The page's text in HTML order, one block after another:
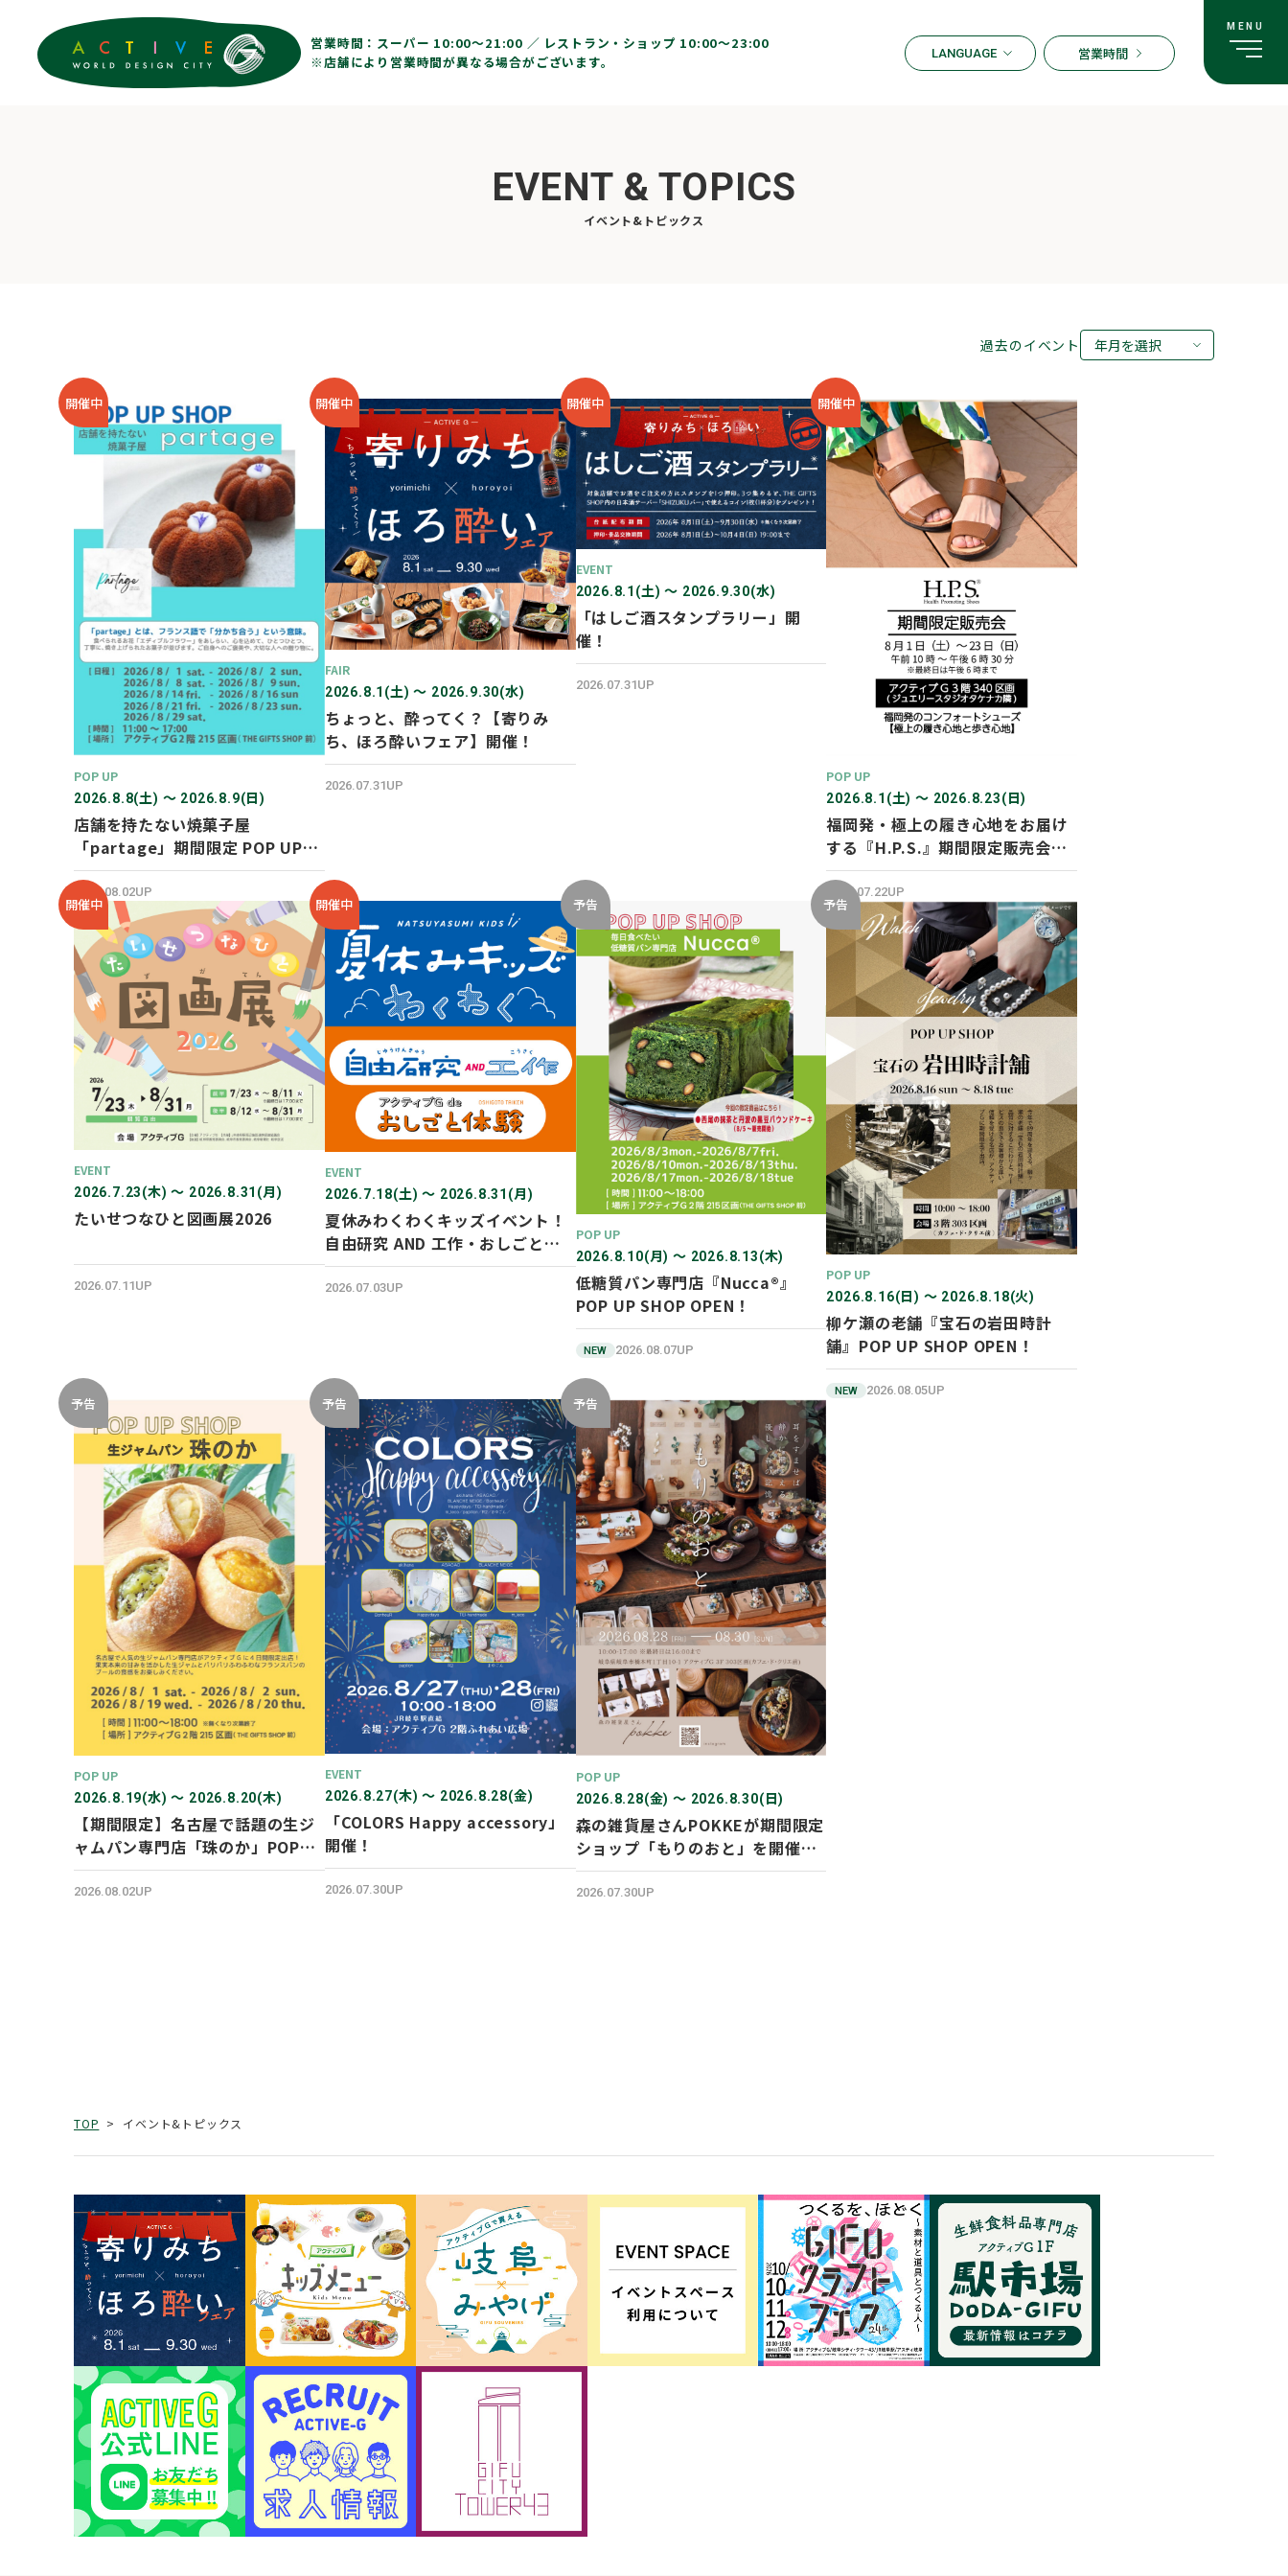
営業時間： スーパー 10:00〜21:00 ／ レストラン・ショップ 10:00～23:00
※店舗により営業時間が異なる場合がございます。
LANGUAGE 営業時間
EVENT & TOPICS
イベント&トピックス
過去のイベント
年月を選択
開催中
POP UP
2026.8.8(土) 〜 2026.8.9(日)
店舗を持たない焼菓子屋
「partage」期間限定 POP UP
SHOP オープン！
2026.08.02UP
開催中
FAIR
2026.8.1(土) 〜 2026.9.30(水)
ちょっと、酔ってく？【寄りみ
ち、ほろ酔いフェア】開催！
2026.07.31UP
開催中
EVENT
2026.8.1(土) 〜 2026.9.30(水)
「はしご酒スタンプラリー」開
催！
2026.07.31UP
開催中
POP UP
2026.8.1(土) 〜 2026.8.23(日)
福岡発・極上の履き心地をお届け
する『H.P.S.』期間限定販売会を
開催✨
2026.07.22UP
開催中
EVENT
2026.7.23(木) 〜 2026.8.31(月)
たいせつなひと図画展2026
2026.07.11UP
開催中
EVENT
2026.7.18(土) 〜 2026.8.31(月)
夏休みわくわくキッズイベント！
自由研究 AND 工作・おしごと体
験！
2026.07.03UP
予告
POP UP
2026.8.10(月) 〜 2026.8.13(木)
低糖質パン専門店『Nucca®』
POP UP SHOP OPEN！
NEW 2026.08.07UP
予告
POP UP
2026.8.16(日) 〜 2026.8.18(火)
柳ケ瀬の老舗『宝石の岩田時計
舗』POP UP SHOP OPEN！
NEW 2026.08.05UP
予告
POP UP
2026.8.19(水) 〜 2026.8.20(木)
【期間限定】名古屋で話題の生ジ
ャムパン専門店「珠のか」POP
UP SHOP
2026.08.02UP
予告
EVENT
2026.8.27(木) 〜 2026.8.28(金)
「COLORS Happy accessory」
開催！
2026.07.30UP
予告
POP UP
2026.8.28(金) 〜 2026.8.30(日)
森の雑貨屋さんPOKKEが期間限定
ショップ「もりのおと」を開催し
ます！
2026.07.30UP
TOP イベント&トピックス